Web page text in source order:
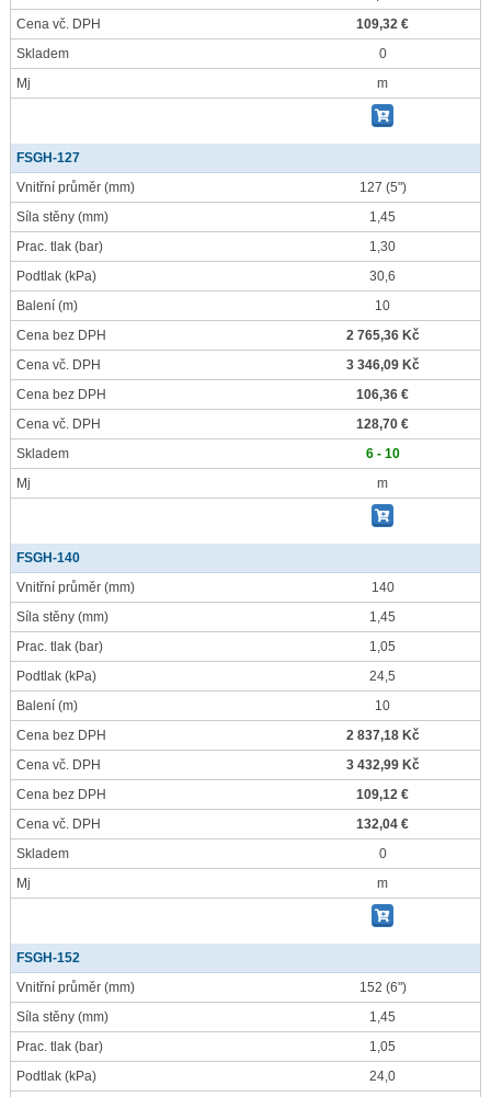
Cena vč. DPH
109,32 €
Skladem
0
Mj
m
FSGH-127
Vnitřní průměr (mm)
127 (5")
Síla stěny (mm)
1,45
Prac. tlak (bar)
1,30
Podtlak (kPa)
30,6
Balení (m)
10
Cena bez DPH
2 765,36 Kč
Cena vč. DPH
3 346,09 Kč
Cena bez DPH
106,36 €
Cena vč. DPH
128,70 €
Skladem
6 - 10
Mj
m
FSGH-140
Vnitřní průměr (mm)
140
Síla stěny (mm)
1,45
Prac. tlak (bar)
1,05
Podtlak (kPa)
24,5
Balení (m)
10
Cena bez DPH
2 837,18 Kč
Cena vč. DPH
3 432,99 Kč
Cena bez DPH
109,12 €
Cena vč. DPH
132,04 €
Skladem
0
Mj
m
FSGH-152
Vnitřní průměr (mm)
152 (6")
Síla stěny (mm)
1,45
Prac. tlak (bar)
1,05
Podtlak (kPa)
24,0